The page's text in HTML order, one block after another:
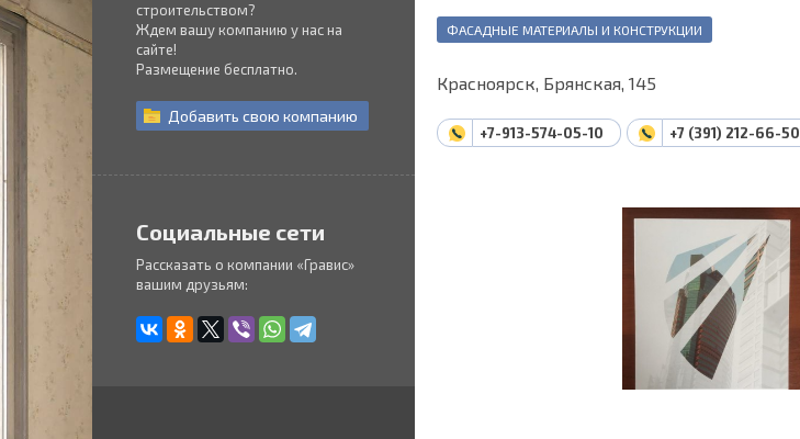
строительством?
Ждем вашу компанию у нас на
сайте!
Размещение бесплатно.
Добавить свою компанию
Социальные сети
Рассказать о компании «Гравис»
вашим друзьям:
ФАСАДНЫЕ МАТЕРИАЛЫ И КОНСТРУКЦИИ
Красноярск, Брянская, 145
+7-913-574-05-10 +7 (391) 212-66-50